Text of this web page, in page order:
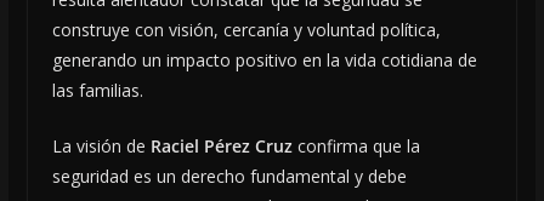
construye con visión, cercanía y voluntad política,
generando un impacto positivo en la vida cotidiana de
las familias.
La visión de Raciel Pérez Cruz confirma que la
seguridad es un derecho fundamental y debe